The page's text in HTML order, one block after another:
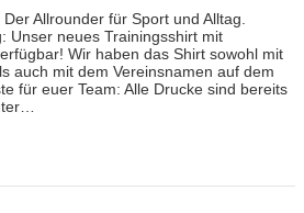
Allrounder für Sport und Alltag.
Unser neues Trainingsshirt mit
Wir haben das Shirt sowohl mit
auch mit dem Vereinsnamen auf dem
für euer Team: Alle Drucke sind bereits